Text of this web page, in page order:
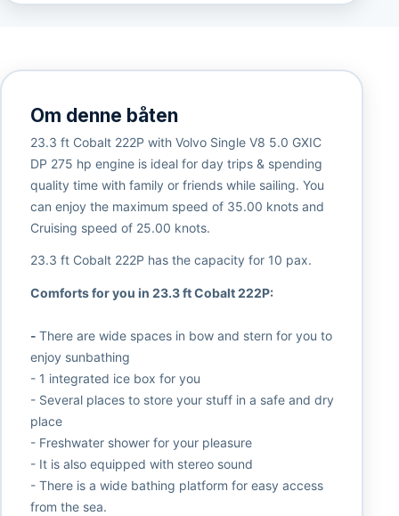
Om denne båten
23.3 ft Cobalt 222P with Volvo Single V8 5.0 GXIC
DP 275 hp engine is ideal for day trips & spending
quality time with family or friends while sailing. You
can enjoy the maximum speed of 35.00 knots and
Cruising speed of 25.00 knots.
23.3 ft Cobalt 222P has the capacity for 10 pax.
Comforts for you in 23.3 ft Cobalt 222P:
- There are wide spaces in bow and stern for you to
enjoy sunbathing
- 1 integrated ice box for you
- Several places to store your stuff in a safe and dry
place
- Freshwater shower for your pleasure
- It is also equipped with stereo sound
- There is a wide bathing platform for easy access
from the sea.